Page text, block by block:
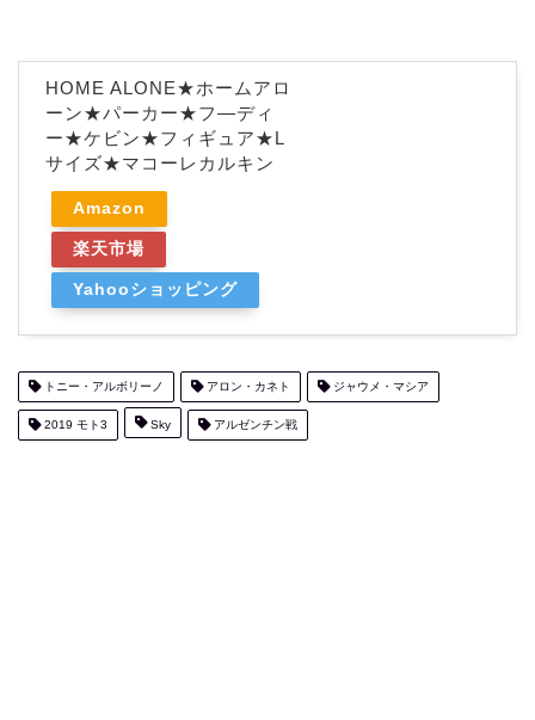
HOME ALONE★ホームアロ
ーン★パーカー★フ—ディ
ー★ケビン★フィギュア★L
サイズ★マコーレカルキン
Amazon
楽天市場
Yahooショッピング
トニー・アルボリーノ アロン・カネト ジャウメ・マシア
2019 モト3 Sky アルゼンチン戦